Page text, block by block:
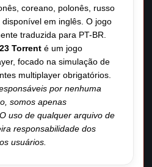
coreano, polonês, russo
em inglês. O jogo
traduzida para PT-BR.
Torrent é um jogo
focado na simulação de
multiplayer obrigatórios.
por nenhuma
somos apenas
uso de qualquer arquivo de
responsabilidade dos
usuários.